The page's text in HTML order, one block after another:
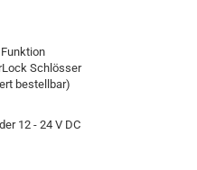
Schlösser
bestellbar)
12 - 24 V DC